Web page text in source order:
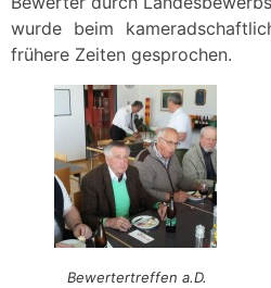
wurde beim
frühere Zeiten gesprochen.
Bewertertreffen a.D.